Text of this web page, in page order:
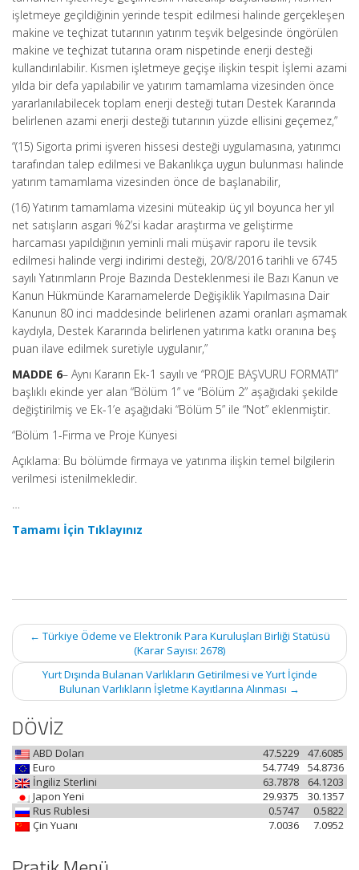
işletmeye geçildiğinin yerinde tespit edilmesi halinde gerçekleşen
makine ve teçhizat tutarının yatırım teşvik belgesinde öngörülen
makine ve teçhizat tutarına oram nispetinde enerji desteği
kullandırılabilir. Kısmen işletmeye geçişe ilişkin tespit İşlemi azami
yılda bir defa yapılabilir ve yatırım tamamlama vizesinden önce
yararlanılabilecek toplam enerji desteği tutarı Destek Kararında
belirlenen azami enerji desteği tutarının yüzde ellisini geçemez,”
“(15) Sigorta primi işveren hissesi desteği uygulamasına, yatırımcı
tarafından talep edilmesi ve Bakanlıkça uygun bulunması halinde
yatırım tamamlama vizesinden önce de başlanabilir,
(16) Yatırım tamamlama vizesini müteakip üç yıl boyunca her yıl
net satışların asgari %2’si kadar araştırma ve geliştirme
harcaması yapıldığının yeminli mali müşavir raporu ile tevsik
edilmesi halinde vergi indirimi desteği, 20/8/2016 tarihli ve 6745
sayılı Yatırımların Proje Bazında Desteklenmesi ile Bazı Kanun ve
Kanun Hükmünde Kararnamelerde Değişiklik Yapılmasına Dair
Kanunun 80 inci maddesinde belirlenen azami oranları aşmamak
kaydıyla, Destek Kararında belirlenen yatırıma katkı oranına beş
puan ilave edilmek suretiyle uygulanır,”
MADDE 6– Aynı Kararın Ek-1 sayılı ve “PROJE BAŞVURU FORMATI”
başlıklı ekinde yer alan “Bölüm 1” ve “Bölüm 2” aşağıdaki şekilde
değiştirilmiş ve Ek-1’e aşağıdaki “Bölüm 5” ile “Not” eklenmiştir.
“Bölüm 1-Firma ve Proje Künyesi
Açıklama: Bu bölümde firmaya ve yatırıma ilişkin temel bilgilerin
verilmesi istenilmekledir.
…
Tamamı İçin Tıklayınız
Post
navigation
← Türkiye Ödeme ve Elektronik Para Kuruluşları Birliği Statüsü
(Karar Sayısı: 2678)
Yurt Dışında Bulanan Varlıkların Getirilmesi ve Yurt İçinde
Bulunan Varlıkların İşletme Kayıtlarına Alınması →
DÖVİZ
ABD Doları 47.6085
47.5229
Euro
54.8736
54.7749
İngiliz Sterlini
64.1203
63.7878
Japon Yeni
30.1357
29.9375
Rus Rublesi
0.5822
0.5747
Çin Yuanı
7.0952
7.0036